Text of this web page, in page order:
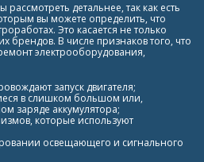
детальнее, так как есть
вы можете определить, что
Это касается не только
брендов. В числе признаков того, что
электрооборудования,
запуск двигателя;
в слишком большом или,
заряде аккумулятора;
которые используют
освещающего и сигнального